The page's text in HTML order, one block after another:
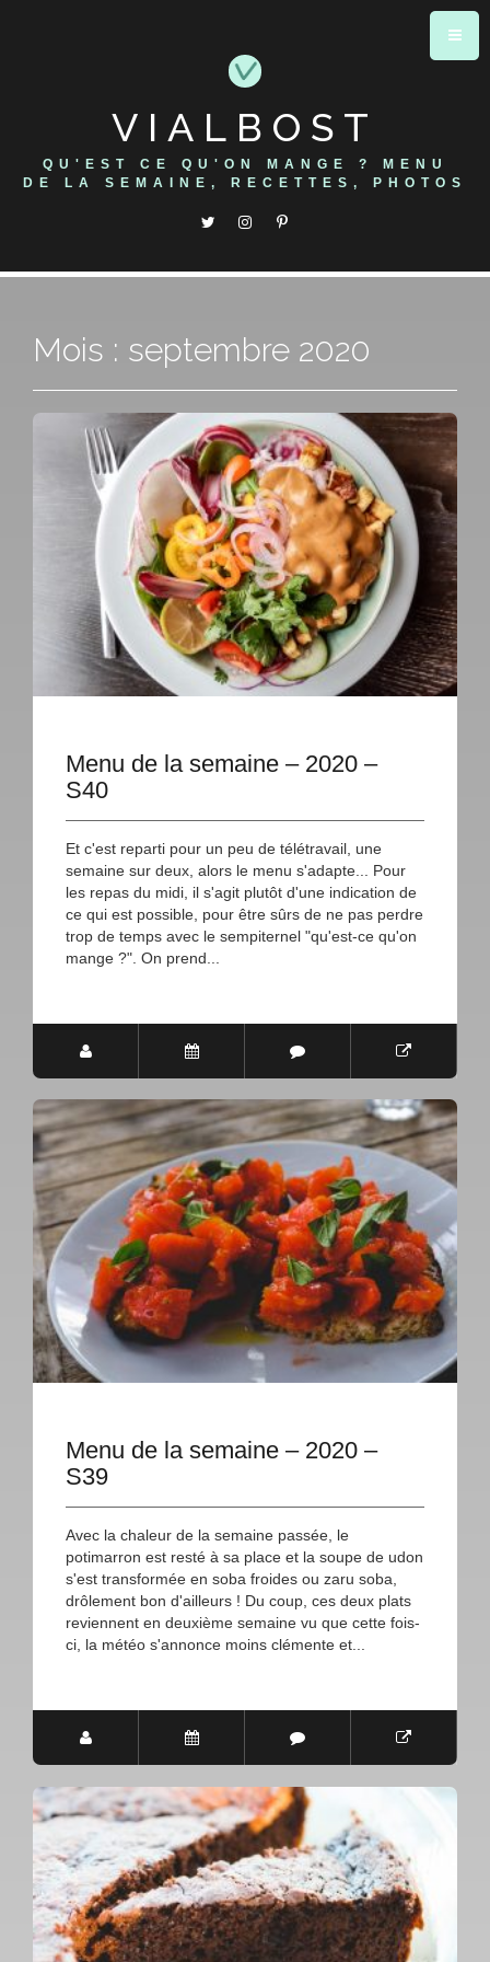
VIALBOST
QU'EST CE QU'ON MANGE ? MENU
DE LA SEMAINE, RECETTES, PHOTOS
Mois : septembre 2020
Menu de la semaine – 2020 –
S40
Et c'est reparti pour un peu de télétravail, une
semaine sur deux, alors le menu s'adapte... Pour
les repas du midi, il s'agit plutôt d'une indication de
ce qui est possible, pour être sûrs de ne pas perdre
trop de temps avec le sempiternel "qu'est-ce qu'on
mange ?". On prend...
Menu de la semaine – 2020 –
S39
Avec la chaleur de la semaine passée, le
potimarron est resté à sa place et la soupe de udon
s'est transformée en soba froides ou zaru soba,
drôlement bon d'ailleurs ! Du coup, ces deux plats
reviennent en deuxième semaine vu que cette fois-
ci, la météo s'annonce moins clémente et...